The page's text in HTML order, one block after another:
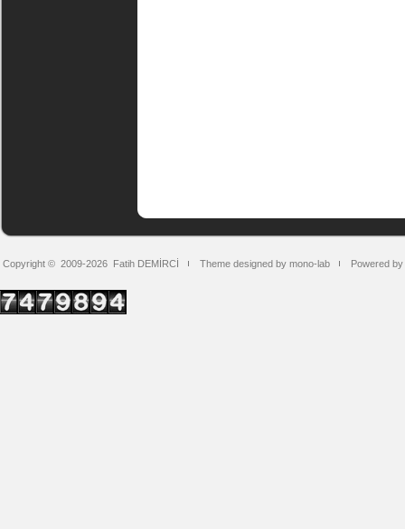
Copyright © 2009-2026 Fatih DEMİRCİ Theme designed by mono-lab Powered